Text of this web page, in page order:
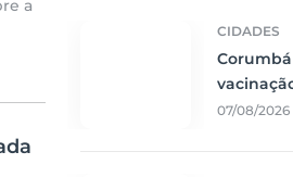
a
CIDADES
Guatós
07/08/2026